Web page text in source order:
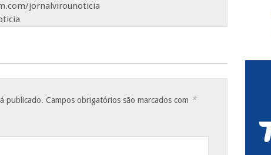
jornalvirounoticia
publicado. Campos obrigatórios são marcados com *